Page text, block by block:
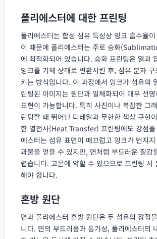
폴리에스터에 대한 프린팅
폴리에스터는 합성 섬유 특성상 잉크 흡수율
이 때문에 폴리에스터는 주로 승화
에 최적화되어 있습니다. 승화 프린팅은 열과
잉크를 기체 상태로 변환시킨 후, 섬유 분자 구
키는 방식입니다. 이 과정에서 잉크가 섬유의
린팅된 이미지는 원단과 일체화되어 매우 선
표현이 가능합니다. 특히 사진이나 복잡한 그
린팅할 때 뛰어난 디테일과 무한한 색상 구현
한 열전사(Heat Transfer) 프린팅에도 강점을
에스터는 섬유 표면이 매끄럽고 잉크가 번지
과물을 얻을 수 있지만, 면처럼 부드러운 질감
렵습니다. 고온에 약할 수 있으므로 프린팅 시
해야 합니다.
혼방 원단
면과 폴리에스터 혼방 원단은 두 섬유의 장점
니다. 면의 부드러움과 통기성, 폴리에스터의